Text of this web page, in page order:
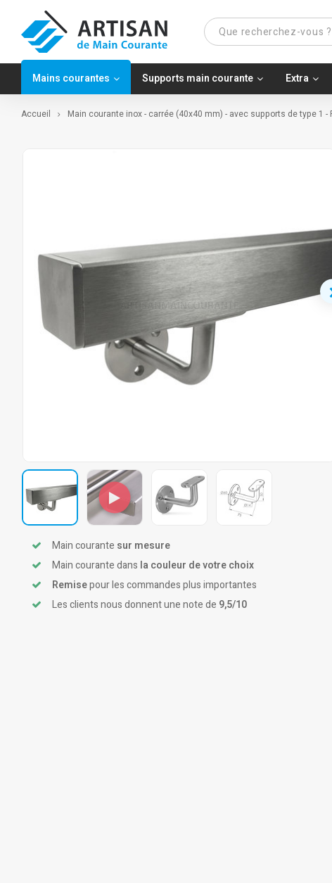
Mains courantes Supports main courante Extra
Accueil Main courante inox - carrée (40x40 mm) - avec supports de type 1
Main courante sur mesure
Main courante dans la couleur de votre choix
Remisepour les commandes plus importantes
Les clients nous donnent une note de 9,5/10